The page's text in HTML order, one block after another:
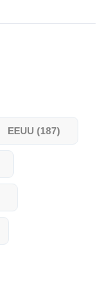
EEUU (187)